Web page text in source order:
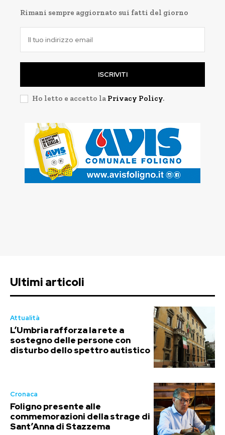
Rimani sempre aggiornato sui fatti del giorno
ISCRIVITI
Ho letto e accetto la Privacy Policy.
Ultimi articoli
Attualità
L’Umbria rafforza la rete a
sostegno delle persone con
disturbo dello spettro autistico
Cronaca
Foligno presente alle
commemorazioni della strage di
Sant’Anna di Stazzema